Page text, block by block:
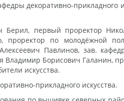
декоративно-прикладного
первый проректор
проректор по молодёжной
Павлинов, зав.
Борисович Галанин,
искусства.
прикладного искусства.